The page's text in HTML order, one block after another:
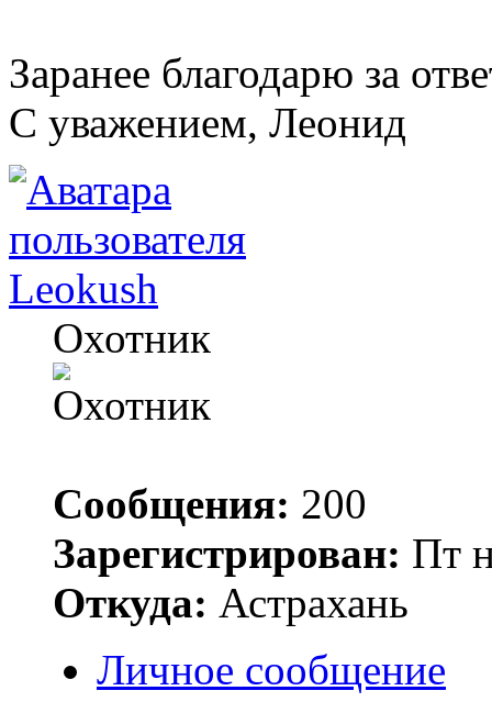
Заранее благодарю за
C уважением, Леонид
Leokush
Охотник
Сообщения: 200
Зарегистрирован: Пт
Откуда: Астрахань
Личное сообщение